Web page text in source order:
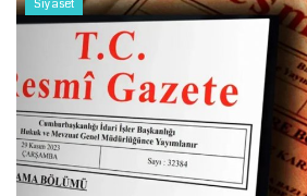
Siyaset